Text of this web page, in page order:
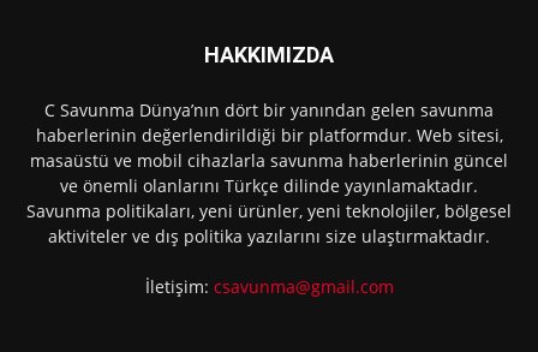
HAKKIMIZDA
C Savunma Dünya’nın dört bir yanından gelen savunma
haberlerinin değerlendirildiği bir platformdur. Web sitesi,
masaüstü ve mobil cihazlarla savunma haberlerinin güncel
ve önemli olanlarını Türkçe dilinde yayınlamaktadır.
Savunma politikaları, yeni ürünler, yeni teknolojiler, bölgesel
aktiviteler ve dış politika yazılarını size ulaştırmaktadır.
İletişim: csavunma@gmail.com